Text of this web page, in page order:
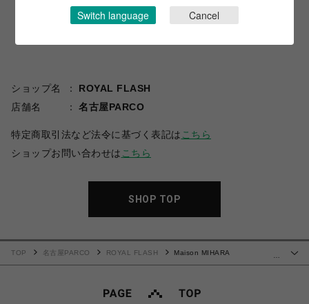
ショップ名
ROYAL FLASH
店舗名
名古屋PARCO
特定商取引法など法令に基づく表記は こちら
ショップお問い合わせは こちら
SHOP TOP
…
TOP 名古屋PARCO ROYAL FLASH
Maison MIHARA
Switch language Cancel